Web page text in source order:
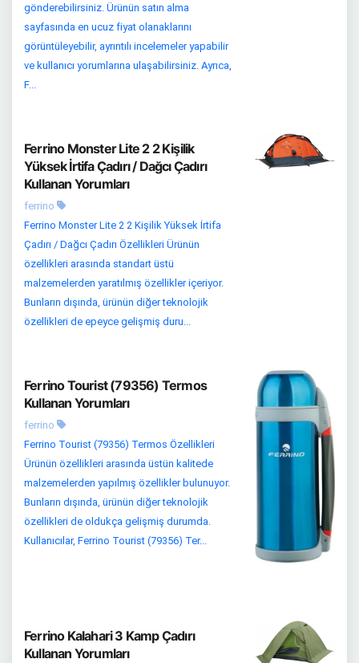
gönderebilirsiniz. Ürünün satın alma
sayfasında en ucuz fiyat olanaklarını
görüntüleyebilir, ayrıntılı incelemeler yapabilir
ve kullanıcı yorumlarına ulaşabilirsiniz. Ayrıca,
F...
Ferrino Monster Lite 2 2 Kişilik
Yüksek İrtifa Çadırı / Dağcı Çadırı
Kullanan Yorumları
ferrino
Ferrino Monster Lite 2 2 Kişilik Yüksek İrtifa
Çadırı / Dağcı Çadırı Özellikleri Ürünün
özellikleri arasında standart üstü
malzemelerden yaratılmış özellikler içeriyor.
Bunların dışında, ürünün diğer teknolojik
özellikleri de epeyce gelişmiş duru...
Ferrino Tourist (79356) Termos
Kullanan Yorumları
ferrino
Ferrino Tourist (79356) Termos Özellikleri
Ürünün özellikleri arasında üstün kalitede
malzemelerden yapılmış özellikler bulunuyor.
Bunların dışında, ürünün diğer teknolojik
özellikleri de oldukça gelişmiş durumda.
Kullanıcılar, Ferrino Tourist (79356) Ter...
Ferrino Kalahari 3 Kamp Çadırı
Kullanan Yorumları